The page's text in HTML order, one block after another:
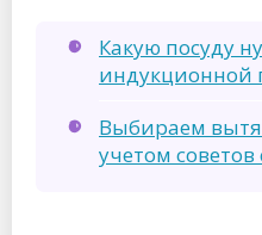
Какую посуду
индукционной
Выбираем
учетом